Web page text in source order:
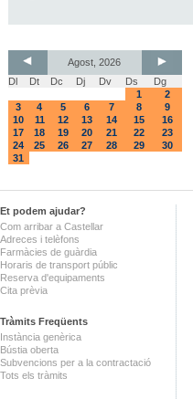
Agost, 2026
Dl
Dt Dc Dj Dv Ds
Dg
1
2
3
4 5 6 7 8
9
10
11 12 13 14 15
16
17
18 19 20 21 22
23
24
25 26 27 28 29
30
31
Et podem ajudar?
Com arribar a Castellar
Adreces i telèfons
Farmàcies de guàrdia
Horaris de transport públic
Reserva d'equipaments
Cita prèvia
Tràmits Freqüents
Instància genèrica
Bústia oberta
Subvencions per a la contractació
Tots els tràmits